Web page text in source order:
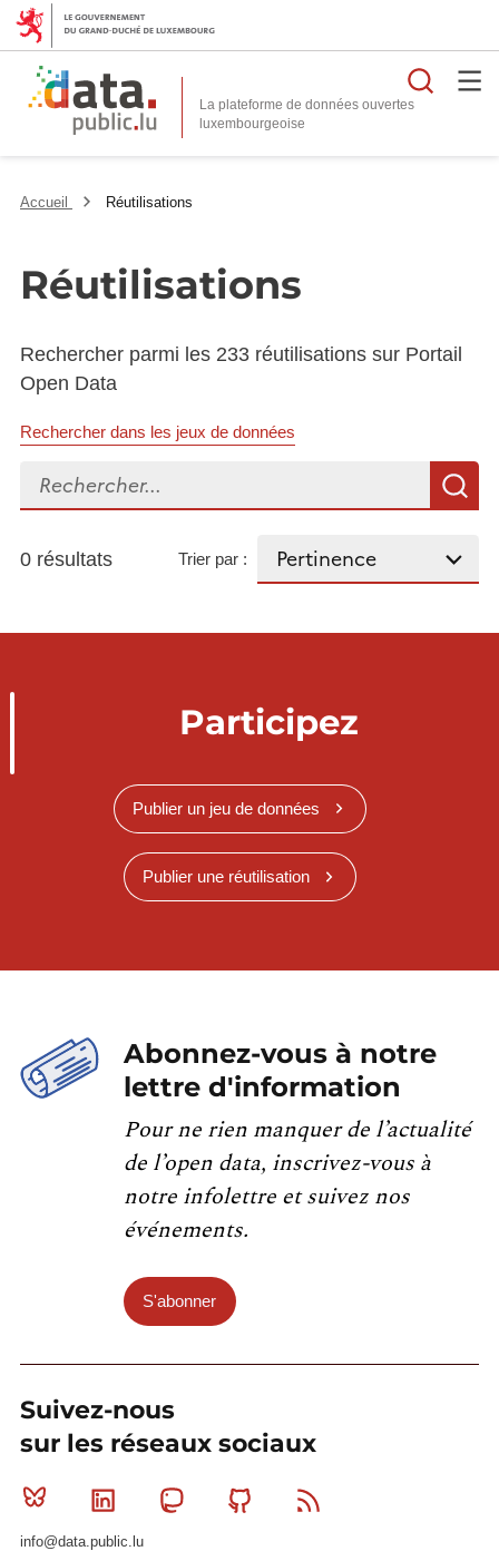
La plateforme de données ouvertes
Accueil Réutilisations
Réutilisations
Rechercher parmi les 233 réutilisations sur Portail
Open Data
Rechercher dans les jeux de données
Rechercher...
0 résultats Trier par :
Participez
Publier un jeu de données
Publier une réutilisation
Abonnez-vous à notre
lettre d'information
Pour ne rien manquer de l’actualité
de l’open data, inscrivez-vous à
notre infolettre et suivez nos
événements.
S'abonner
Suivez-nous
sur les réseaux sociaux
Bluesky Linkedin MastodonGithub
info@data.public.lu